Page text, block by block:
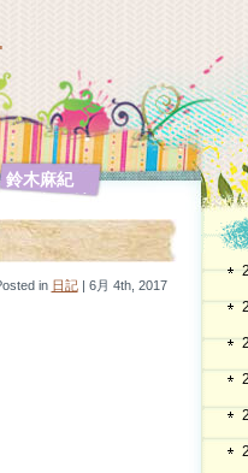
鈴木麻紀
鈴木麻紀 絵
特集【F10
号シリーズ】
木麻紀 絵
画特集
in 日記| 6月 4th, 2017